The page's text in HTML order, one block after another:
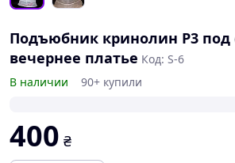
Подъюбник кринолин Р3 под
вечернее платье Код: S-6
В наличии
90+ купили
400 ₴